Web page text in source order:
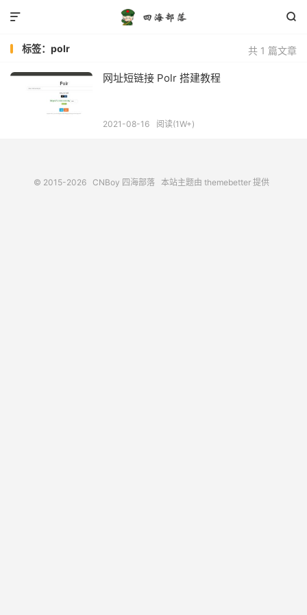


共 1 篇文章
标签：polr
网址短链接 Polr 搭建教程
2021-08-16 阅读(1W+)
© 2015-2026 CNBoy 四海部落 本站主题由 themebetter 提供